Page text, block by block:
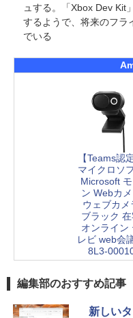
ュする。「Xbox Dev Kit
するようで、将来のフラ
でいる
【Teams認定
マイクロソ
Microsoft
ン Webカ
ウェブカメ
ブラック
オンライン
レビ web会
8L3-
編集部のおすすめ記事
新しい